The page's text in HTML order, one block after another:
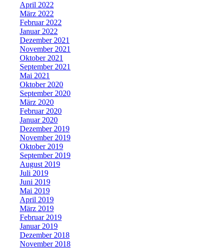
April 2022
März 2022
Februar 2022
Januar 2022
Dezember 2021
November 2021
Oktober 2021
September 2021
Mai 2021
Oktober 2020
September 2020
März 2020
Februar 2020
Januar 2020
Dezember 2019
November 2019
Oktober 2019
September 2019
August 2019
Juli 2019
Juni 2019
Mai 2019
April 2019
März 2019
Februar 2019
Januar 2019
Dezember 2018
November 2018